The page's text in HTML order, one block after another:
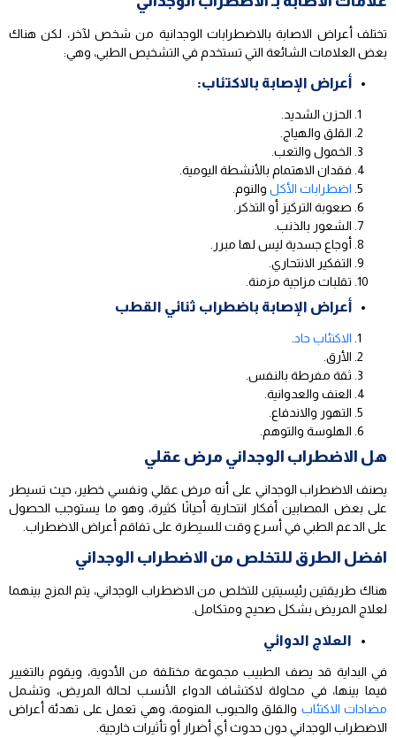
تختلف أعراض الاصابة بالاضطرابات الوجدانية من شخص لآخر، لكن هناك
بعض العلامات الشائعة التي تستخدم في التشخيص الطبي، وهي:
أعراض الإصابة بالاكتئاب:
الحزن الشديد.
القلق والهياج.
الخمول والتعب.
فقدان الاهتمام بالأنشطة اليومية.
اضطرابات الأكل والنوم.
صعوبة التركيز أو التذكر.
الشعور بالذنب.
أوجاع جسدية ليس لها مبرر.
التفكير الانتحاري.
تقلبات مزاجية مزمنة.
أعراض الإصابة باضطراب ثنائي القطب
الاكتئاب حاد
الأرق.
ثقة مفرطة بالنفس.
العنف والعدوانية.
التهور والاندفاع.
الهلوسة والتوهم.
هل الاضطراب الوجداني مرض عقلي
يصنف الاضطراب الوجداني على أنه مرض عقلي ونفسي خطير، حيث تسيطر
على بعض المصابين أفكار انتحارية أحيانًا كثيرة، وهو ما يستوجب الحصول
على الدعم الطبي في أسرع وقت للسيطرة على تفاقم أعراض الاضطراب.
افضل الطرق للتخلص من الاضطراب الوجداني
هناك طريقتين رئيسيتين للتخلص من الاضطراب الوجداني، يتم المزج بينهما
لعلاج المريض بشكل صحيح ومتكامل.
العلاج الدوائي
في البداية قد يصف الطبيب مجموعة مختلفة من الأدوية، ويقوم بالتغيير
فيما بينها، في محاولة لاكتشاف الدواء الأنسب لحالة المريض، وتشمل
مضادات الاكتئاب والقلق والحبوب المنومة، وهي تعمل على تهدئة أعراض
الاضطراب الوجداني دون حدوث أي أضرار أو تأثيرات خارجية.